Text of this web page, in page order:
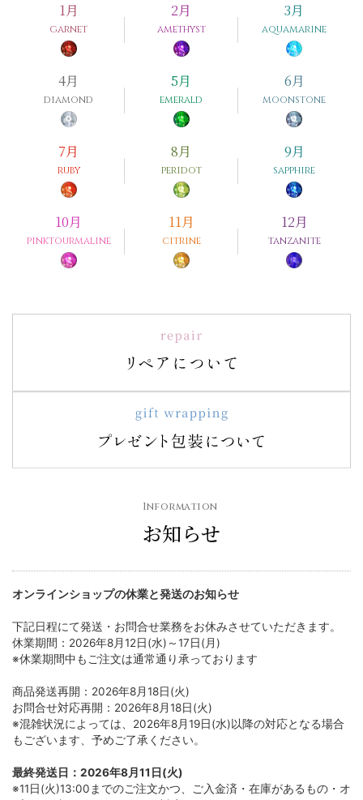
1月
garnet
2月
amethyst
3月
aquamarine
4月
diamond
5月
emerald
6月
moonstone
7月
ruby
8月
peridot
9月
sapphire
10月
pinktourmaline
11月
citrine
12月
tanzanite
お知らせ
オンラインショップの休業と発送のお知らせ
下記日程にて発送・お問合せ業務をお休みさせていただきます。
休業期間：2026年8月12日(水)～17日(月)
※休業期間中もご注文は通常通り承っております
商品発送再開：2026年8月18日(火)
お問合せ対応再開：2026年8月18日(火)
※混雑状況によっては、2026年8月19日(水)以降の対応となる場合
もございます、予めご了承ください。
最終発送日：2026年8月11日(火)
※11日(火)13:00までのご注文かつ、ご入金済・在庫があるもの・オ